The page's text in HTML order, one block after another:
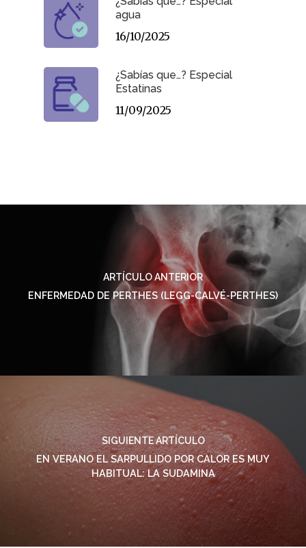
agua
16/10/2025
¿Sabías que…? Especial
Estatinas
11/09/2025
ARTÍCULO ANTERIOR
ENFERMEDAD DE PERTHES (LEGG-CALVÉ-PERTHES)
SIGUIENTE ARTÍCULO
EN VERANO EL SARPULLIDO POR CALOR ES MUY
HABITUAL: LA SUDAMINA